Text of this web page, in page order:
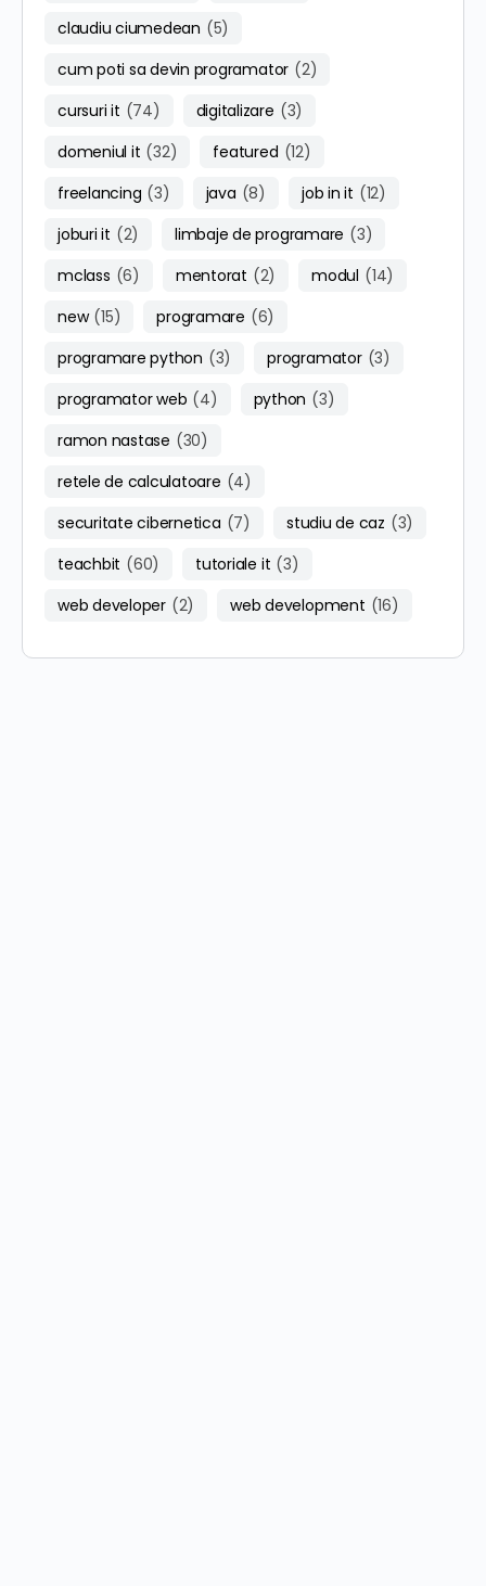
claudiu ciumedean (5)
cum poti sa devin programator (2)
cursuri it (74) digitalizare (3)
domeniul it (32) featured (12)
freelancing (3) java (8) job in it (12)
joburi it (2) limbaje de programare (3)
mclass (6) mentorat (2) modul (14)
new (15) programare (6)
programare python (3) programator (3)
programator web (4) python (3)
ramon nastase (30)
retele de calculatoare (4)
securitate cibernetica (7) studiu de caz (3)
teachbit (60) tutoriale it (3)
web developer (2) web development (16)